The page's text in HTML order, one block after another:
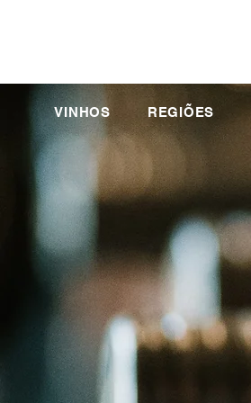
VINHOS REGIÕES